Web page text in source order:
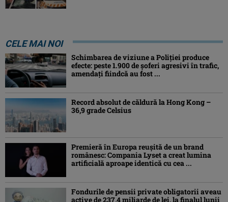
CELE MAI NOI
Schimbarea de viziune a Poliţiei produce
efecte: peste 1.900 de şoferi agresivi în trafic,
amendaţi fiindcă au fost ...
Record absolut de căldură la Hong Kong –
36,9 grade Celsius
Premieră în Europa reușită de un brand
românesc: Compania Lyset a creat lumina
artificială aproape identică cu cea ...
Fondurile de pensii private obligatorii aveau
active de 237,4 miliarde de lei, la finalul lunii